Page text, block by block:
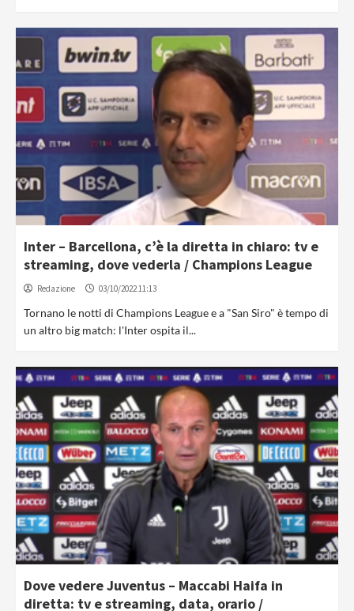
Inter – Barcellona, c’è la diretta in chiaro: tv e
streaming, dove vederla / Champions League
Redazione 03/10/2022 11:13
Tornano le notti di Champions League e a "San Siro" è tempo di
un altro big match: l'Inter ospita il...
Dove vedere Juventus – Maccabi Haifa in
diretta: tv e streaming, data, orario /